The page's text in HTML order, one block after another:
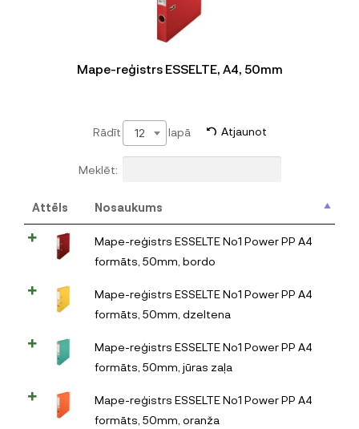
Mape-reģistrs ESSELTE, A4, 50mm
Rādīt 12 lapā Atjaunot
Meklēt:
Attēls Nosaukums
Mape-reģistrs ESSELTE No1 Power PP A4
formāts, 50mm, bordo
Mape-reģistrs ESSELTE No1 Power PP A4
formāts, 50mm, dzeltena
Mape-reģistrs ESSELTE No1 Power PP A4
formāts, 50mm, jūras zaļa
Mape-reģistrs ESSELTE No1 Power PP A4
formāts, 50mm, oranža